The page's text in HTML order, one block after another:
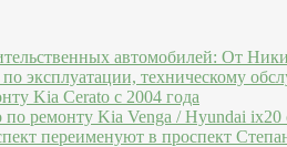
автомобилей: От
по эксплуатации, техническому
Kia Cerato c 2004 года
по ремонту Kia Venga / Hyundai ix20
переименуют в проспект